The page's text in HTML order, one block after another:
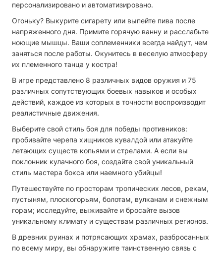
персонализировано и автоматизировано.
Огоньку? Выкурите сигарету или выпейте пива после
напряженного дня. Примите горячую ванну и расслабьте
ноющие мышцы. Ваши соплеменники всегда найдут, чем
заняться после работы. Окунитесь в веселую атмосферу
их племенного танца у костра!
В игре представлено 8 различных видов оружия и 75
различных сопутствующих боевых навыков и особых
действий, каждое из которых в точности воспроизводит
реалистичные движения.
Выберите свой стиль боя для победы противников:
пробивайте черепа хищников кувалдой или атакуйте
летающих существ копьями и стрелами. А если вы
поклонник кулачного боя, создайте свой уникальный
стиль мастера бокса или наемного убийцы!
Путешествуйте по просторам тропических лесов, рекам,
пустыням, плоскогорьям, болотам, вулканам и снежным
горам; исследуйте, выживайте и бросайте вызов
уникальному климату и существам различных регионов.
В древних руинах и потрясающих храмах, разбросанных
по всему миру, вы обнаружите таинственную связь с